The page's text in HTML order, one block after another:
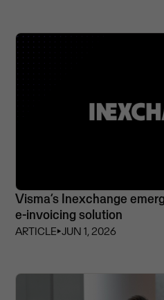
Visma’s Inexchange
e-invoicing solution
ARTICLE⏵JUN 1, 2026